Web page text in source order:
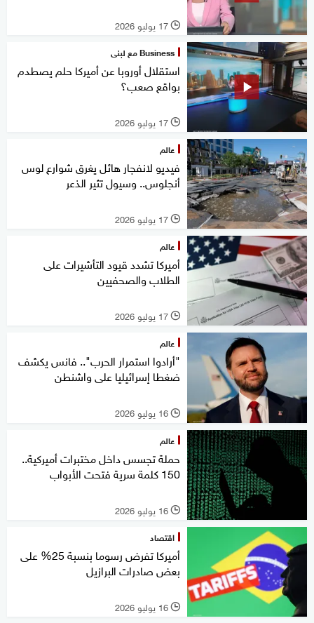
l 17 يوليو 2026
Business مع لبنى
استقلال أوروبا عن أميركا حلم يصطدم
بواقع صعب؟
l 17 يوليو 2026
عالم
فيديو لانفجار هائل يغرق شوارع لوس
أنجلوس.. وسيول تثير الذعر
l 17 يوليو 2026
عالم
أميركا تشدد قيود التأشيرات على
الطلاب والصحفيين
l 17 يوليو 2026
عالم
"أرادوا استمرار الحرب".. فانس يكشف
ضغطا إسرائيليا على واشنطن
l 16 يوليو 2026
عالم
حملة تجسس داخل مختبرات أميركية..
150 كلمة سرية فتحت الأبواب
l 16 يوليو 2026
اقتصاد
أميركا تفرض رسوما بنسبة 25% على
بعض صادرات البرازيل
l 16 يوليو 2026